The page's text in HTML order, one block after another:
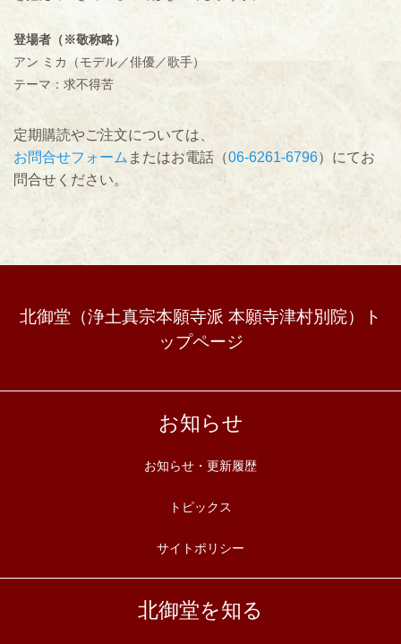
登場者（※敬称略）
アン ミカ（モデル／俳優／歌手）
テーマ：求不得苦
定期購読やご注文については、
お問合せフォーム またはお電話（06-6261-6796）にてお
問合せください。
北御堂（浄土真宗本願寺派 本願寺津村別院）ト
ップページ
お知らせ
お知らせ・更新履歴
トピックス
サイトポリシー
北御堂を知る